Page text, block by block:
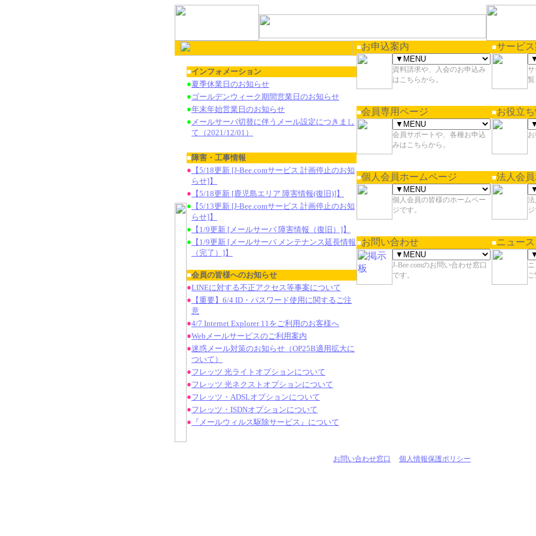
■お申込案内 ■サービ
資料請求や、入会のお申込み
はこちらから。
覧
■会員専用ページ ■お役立
会員サポートや、各種お申込
みはこちらから。
■個人会員ホームページ ■法人会
個人会員の皆様のホームペー
ジです。
ジ
■お問い合わせ ■ニュー
J-Bee.comのお問い合わせ窓口
です。
ご
■インフォメーション
●夏季休業日のお知らせ
●ゴールデンウィーク期間営業日のお知らせ
●年末年始営業日のお知らせ
● メールサーバ切替に伴うメール設定につきまし
て（2021/12/01）
■ 障害・工事情報
● 【5/18更新 [J-Bee.comサービス 計画停止のお知
らせ]】
● 【5/18更新 [鹿児島エリア 障害情報(復旧)]】
● 【5/13更新 [J-Bee.comサービス 計画停止のお知
らせ]】
● 【1/9更新 [メールサーバ 障害情報（復旧）]】
● 【1/9更新 [メールサーバ メンテナンス延長情報
（完了）]】
■会員の皆様へのお知らせ
●LINEに対する不正アクセス等事案について
● 【重要】6/4 ID・パスワード使用に関するご注
意
●4/7 Internet Explorer 11をご利用のお客様へ
●Webメールサービスのご利用案内
●迷惑メール対策のお知らせ（OP25B適用拡大に
ついて）
●フレッツ 光ライトオプションについて
●フレッツ 光ネクストオプションについて
●フレッツ・ADSLオプションについて
●フレッツ・ISDNオプションについて
● 『メールウィルス駆除サービス』について
お問い合わせ窓口 個人情報保護ポリシー